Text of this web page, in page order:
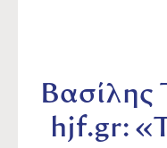
Βασίλης
hjf.gr: